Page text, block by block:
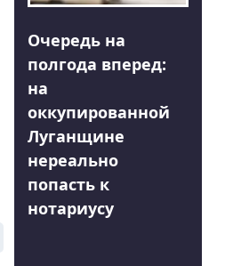
Очередь на
полгода вперед:
на
оккупированной
Луганщине
нереально
попасть к
нотариусу